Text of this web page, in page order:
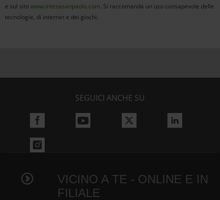
e sul sitowww.intesasanpaolo.com. Si raccomanda un uso consapevole delle
tecnologie, di internet e dei giochi.
SEGUICI ANCHE SU
VICINO A TE - ONLINE E IN
FILIALE